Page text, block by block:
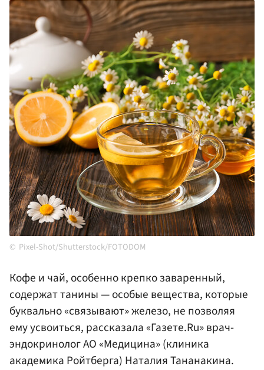
Pixel-Shot/Shutterstock/FOTODOM
Кофе и чай, особенно крепко заваренный,
содержат танины — особые вещества, которые
буквально «связывают» железо, не позволяя
ему усвоиться, рассказала «Газете.Ru» врач-
эндокринолог АО «Медицина» (клиника
академика Ройтберга) Наталия Тананакина.